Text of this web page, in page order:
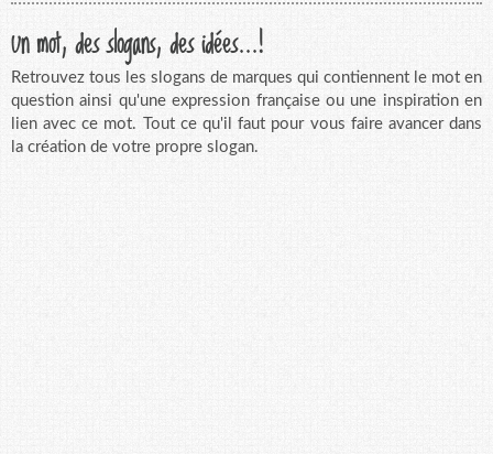
Un mot, des slogans, des idées...!
Retrouvez tous les slogans de marques qui contiennent le mot en
question ainsi qu'une expression française ou une inspiration en
lien avec ce mot. Tout ce qu'il faut pour vous faire avancer dans
la création de votre propre slogan.